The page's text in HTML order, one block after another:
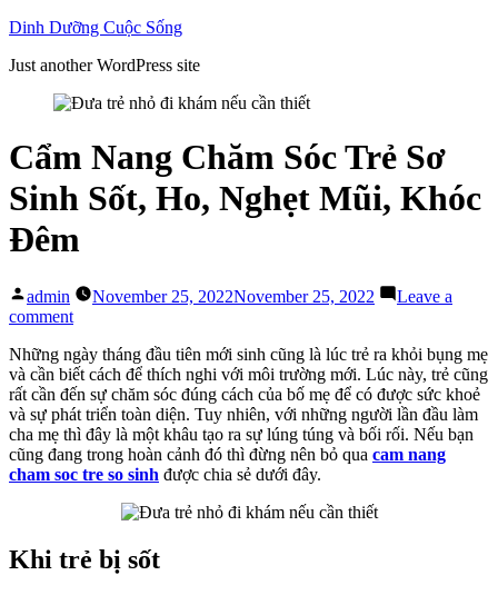
Skip
content
Dinh Dưỡng Cuộc Sống
Just another WordPress site
Cẩm Nang Chăm Sóc Trẻ Sơ
Sinh Sốt, Ho, Nghẹt Mũi, Khóc
Đêm
Posted
by
admin November 25, 2022November 25, 2022
Leave a
commenton
Nang
Chăm
Sóc
Trẻ
Sơ
Sinh
Sốt,
Khóc
Những ngày tháng đầu tiên mới sinh cũng là lúc trẻ ra khỏi bụng mẹ
và cần biết cách để thích nghi với môi trường mới. Lúc này, trẻ cũng
rất cần đến sự chăm sóc đúng cách của bố mẹ để có được sức khoẻ
và sự phát triển toàn diện. Tuy nhiên, với những người lần đầu làm
cha mẹ thì đây là một khâu tạo ra sự lúng túng và bối rối. Nếu bạn
cũng đang trong hoàn cảnh đó thì đừng nên bỏ qua cam nang
cham soc tre so sinh được chia sẻ dưới đây.
Khi trẻ bị sốt